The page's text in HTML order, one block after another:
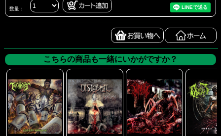
数量：
こちらの商品も一緒にいかがですか？